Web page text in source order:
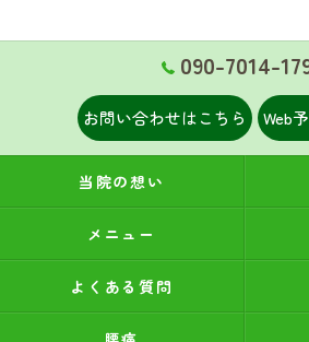
090-7014-
お問い合わせはこちら Web
当院の想い
メニュー
よくある質問